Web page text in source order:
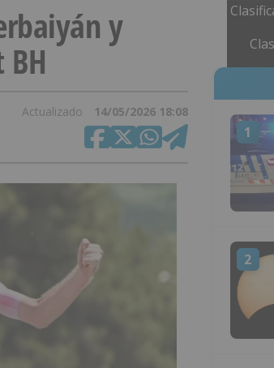
y
Actualizado 14/05/2026 18:08
1
2